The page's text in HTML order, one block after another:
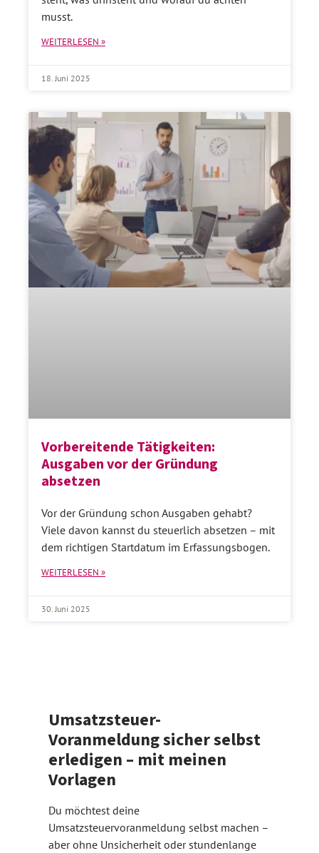
musst.
WEITERLESEN »
18. Juni 2025
Vorbereitende Tätigkeiten:
Ausgaben vor der Gründung
absetzen
Vor der Gründung schon Ausgaben gehabt?
Viele davon kannst du steuerlich absetzen – mit
dem richtigen Startdatum im Erfassungsbogen.
WEITERLESEN »
30. Juni 2025
Umsatzsteuer-
Voranmeldung sicher selbst
erledigen – mit meinen
Vorlagen
Du möchtest deine
Umsatzsteuervoranmeldung selbst machen –
aber ohne Unsicherheit oder stundenlange